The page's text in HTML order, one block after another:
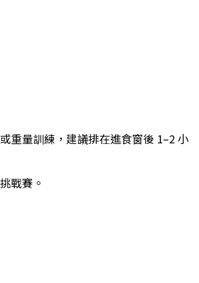
重量訓練，建議排在進食窗後 1–2 小
戰賽。